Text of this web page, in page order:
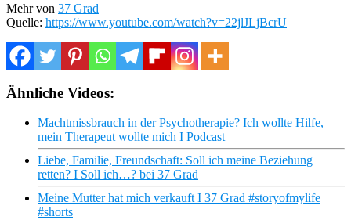
Mehr von 37 Grad
Quelle: https://www.youtube.com/watch?v=22jlJLjBcrU
Ähnliche Videos:
Machtmissbrauch in der Psychotherapie? Ich wollte Hilfe,
mein Therapeut wollte mich I Podcast
Liebe, Familie, Freundschaft: Soll ich meine Beziehung
retten? I Soll ich…? bei 37 Grad
Meine Mutter hat mich verkauft I 37 Grad #storyofmylife
#shorts